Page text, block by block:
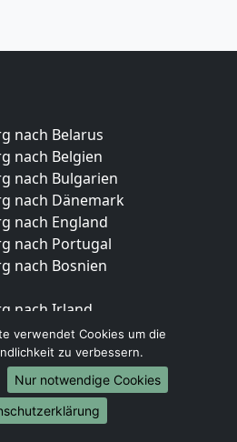
nach Belarus
nach Belgien
nach Bulgarien
nach Dänemark
nach England
nach Portugal
nach Bosnien
nach Irland
nach Lettland
nach Zypern
nach Kroatien
nach Estland
nach Finnland
verwendet Cookies um die
zu verbessern.
Nur notwendige Cookies